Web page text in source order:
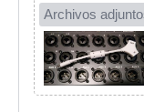
Archivos